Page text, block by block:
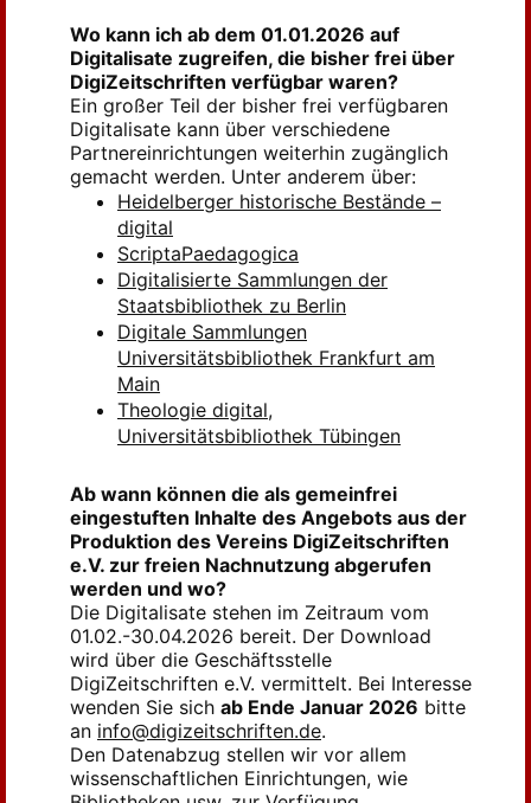
Wo kann ich ab dem 01.01.2026 auf
Digitalisate zugreifen, die bisher frei über
DigiZeitschriften verfügbar waren?
Ein großer Teil der bisher frei verfügbaren
Digitalisate kann über verschiedene
Partnereinrichtungen weiterhin zugänglich
gemacht werden. Unter anderem über:
Heidelberger historische Bestände –
digital
ScriptaPaedagogica
Digitalisierte Sammlungen der
Staatsbibliothek zu Berlin
Digitale Sammlungen
Universitätsbibliothek Frankfurt am
Main
Theologie digital,
Universitätsbibliothek Tübingen
Ab wann können die als gemeinfrei
eingestuften Inhalte des Angebots aus der
Produktion des Vereins DigiZeitschriften
e.V. zur freien Nachnutzung abgerufen
werden und wo?
Die Digitalisate stehen im Zeitraum vom
01.02.-30.04.2026 bereit. Der Download
wird über die Geschäftsstelle
DigiZeitschriften e.V. vermittelt. Bei Interesse
wenden Sie sich ab Ende Januar 2026 bitte
an info@digizeitschriften.de.
Den Datenabzug stellen wir vor allem
wissenschaftlichen Einrichtungen, wie